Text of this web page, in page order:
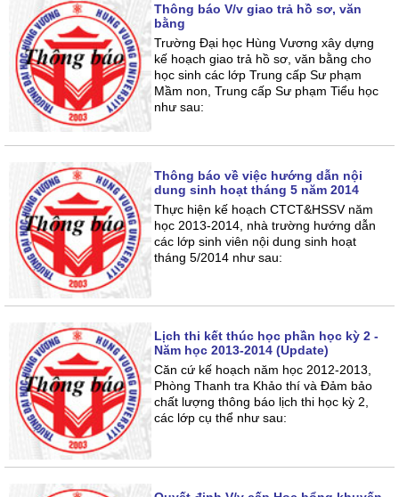
Thông báo V/v giao trả hồ sơ, văn
bằng
Trường Đại học Hùng Vương xây dựng
kế hoạch giao trả hồ sơ, văn bằng cho
học sinh các lớp Trung cấp Sư phạm
Mầm non, Trung cấp Sư phạm Tiểu học
như sau:
Thông báo về việc hướng dẫn nội
dung sinh hoạt tháng 5 năm 2014
Thực hiện kế hoạch CTCT&HSSV năm
học 2013-2014, nhà trường hướng dẫn
các lớp sinh viên nội dung sinh hoạt
tháng 5/2014 như sau:
Lịch thi kết thúc học phần học kỳ 2 -
Năm học 2013-2014 (Update)
Căn cứ kế hoạch năm học 2012-2013,
Phòng Thanh tra Khảo thí và Đảm bảo
chất lượng thông báo lịch thi học kỳ 2,
các lớp cụ thể như sau: